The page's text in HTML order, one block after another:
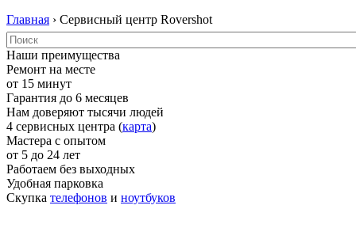
Главная › Сервисный центр Rovershot
Наши преимущества
Ремонт на месте
от 15 минут
Гарантия до 6 месяцев
Нам доверяют тысячи людей
4 сервисных центра (карта)
Мастера с опытом
от 5 до 24 лет
Работаем без выходных
Удобная парковка
Скупка телефонов и ноутбуков